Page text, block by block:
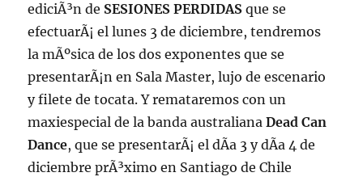
ediciÃ³n de SESIONES PERDIDASque se
efectuarÃ¡ el lunes 3 de diciembre, tendremos
la mÃºsica de los dos exponentes que se
presentarÃ¡n en Sala Master, lujo de escenario
y filete de tocata. Y remataremos con un
maxiespecial de la banda australianaDead Can
Dance, que se presentarÃ¡ el dÃ­a 3 y dÃ­a 4 de
diciembre prÃ³ximo en Santiago de Chile